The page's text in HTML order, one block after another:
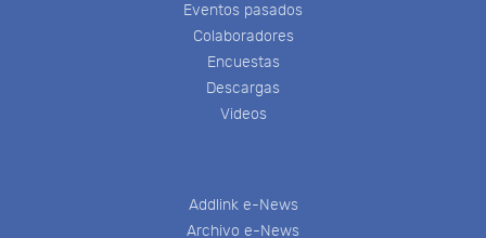
Eventos pasados
Colaboradores
Encuestas
Descargas
Videos
Addlink e-News
Archivo e-News